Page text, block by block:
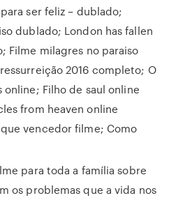
ser feliz – dublado;
dublado; London has fallen
Filme milagres no paraiso
2016 completo; O
Filho de saul online
from heaven online
vencedor filme; Como
para toda a família sobre
os problemas que a vida nos